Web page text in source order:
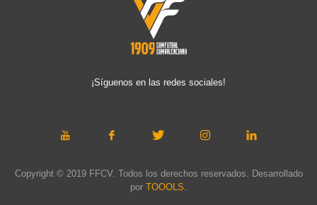
¡Síguenos en las redes sociales!
Copyright © 2019 FFCV. Todos los derechos reservados. Desarrollado
por TOOOLS.